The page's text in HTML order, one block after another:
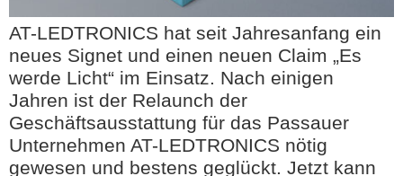
AT-LEDTRONICS hat seit Jahresanfang ein
neues Signet und einen neuen Claim „Es
werde Licht“ im Einsatz. Nach einigen
Jahren ist der Relaunch der
Geschäftsausstattung für das Passauer
Unternehmen AT-LEDTRONICS nötig
gewesen und bestens geglückt. Jetzt kann